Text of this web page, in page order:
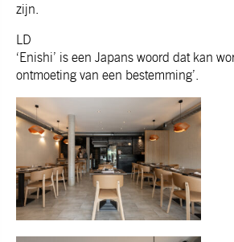
zijn.
LD
‘Enishi’ is een Japans woord dat kan
ontmoeting van een bestemming’.